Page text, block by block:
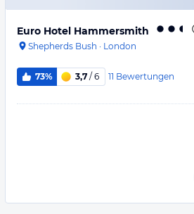
Euro Hotel Hammersmith
Shepherds Bush · London
73% 3,7 / 6 11 Bewertungen